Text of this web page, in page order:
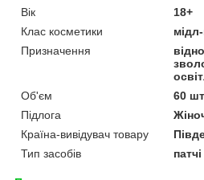
Вік
18+
Клас косметики
Призначення
Об'єм
60
Підлога
Країна-вивідувач товару
Тип засобів